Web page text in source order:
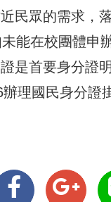
民眾的需求，
能在校團體申
是首要身分證
理國民身分證